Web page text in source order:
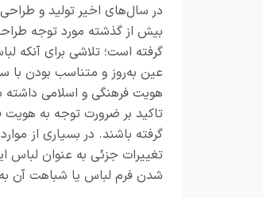
در سال‌های اخیر تولید و
بیش از گذشته مورد توجه
گرفته است؛ تلاشی برای آنکه
عین به‌روز و متناسب بودن با
هویت فرهنگی و اسلامی داشته
تاکید بر ضرورت توجه به هویت
گرفته باشند. در بسیاری از
تغییرات جزئی به عنوان لباس
شدن فرم لباس یا شباهت آن